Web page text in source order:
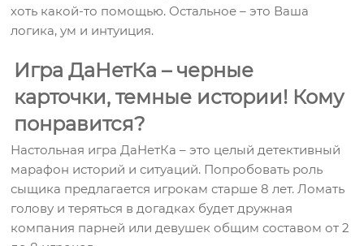
хоть какой-то помощью. Остальное – это Ваша
логика, ум и интуиция.
Игра ДаНетКа – черные
карточки, темные истории! Кому
понравится?
Настольная игра ДаНетКа – это целый детективный
марафон историй и ситуаций. Попробовать роль
сыщика предлагается игрокам старше 8 лет. Ломать
голову и теряться в догадках будет дружная
компания парней или девушек общим составом от 2